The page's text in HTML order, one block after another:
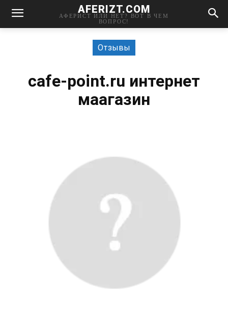
AFERIZT.COM
АФЕРИСТ ИЛИ НЕТ? ВОТ В ЧЕМ
ВОПРОС!
Отзывы
cafe-point.ru интернет
маагазин